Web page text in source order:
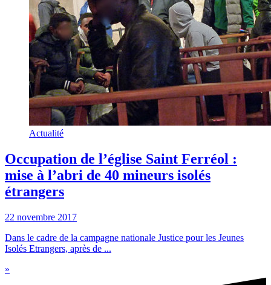
Actualité
Occupation de l’église Saint Ferréol :
mise à l’abri de 40 mineurs isolés
étrangers
22 novembre 2017
Dans le cadre de la campagne nationale Justice pour les Jeunes
Isolés Etrangers, après de ...
»